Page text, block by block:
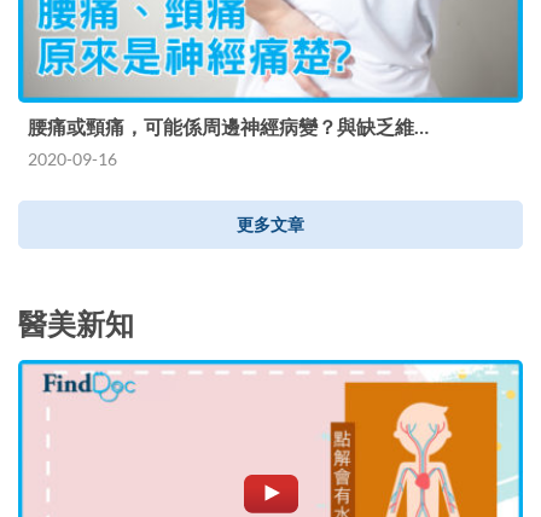
腰痛或頸痛，可能係周邊神經病變？與缺乏維…
2020-09-16
更多文章
醫美新知